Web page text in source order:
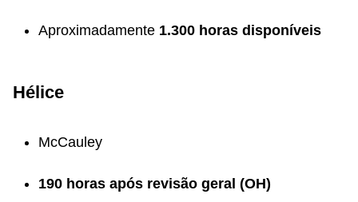
Aproximadamente 1.300 horas disponíveis
Hélice
McCauley
190 horas após revisão geral (OH)